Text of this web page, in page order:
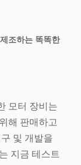
조하는 똑똑한
모터 장비는
해 판매하고
및 개발을
지금 테스트